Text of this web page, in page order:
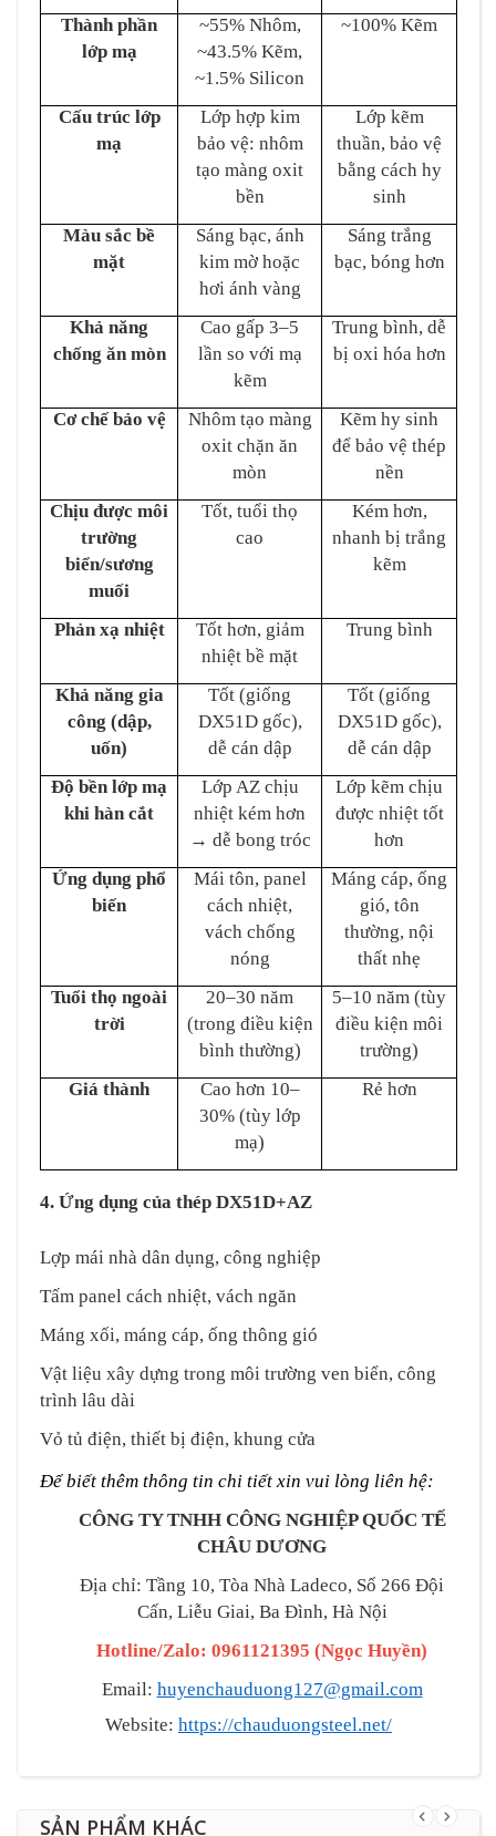
Thành phần
lớp mạ
~55% Nhôm,
~43.5% Kẽm,
~1.5% Silicon
~100% Kẽm
Cấu trúc lớp
mạ
Lớp hợp kim
bảo vệ: nhôm
tạo màng oxit
bền
Lớp kẽm
thuần, bảo vệ
bằng cách hy
sinh
Màu sắc bề
mặt
Sáng bạc, ánh
kim mờ hoặc
hơi ánh vàng
Sáng trắng
bạc, bóng hơn
Khả năng
chống ăn mòn
Cao gấp 3–5
lần so với mạ
kẽm
Trung bình, dễ
bị oxi hóa hơn
Cơ chế bảo vệ
Nhôm tạo màng
oxit chặn ăn
mòn
Kẽm hy sinh
để bảo vệ thép
nền
Chịu được môi
trường
biển/sương
muối
Tốt, tuổi thọ
cao
Kém hơn,
nhanh bị trắng
kẽm
Phản xạ nhiệt
Tốt hơn, giảm
nhiệt bề mặt
Trung bình
Khả năng gia
công (dập,
uốn)
Tốt (giống
DX51D gốc),
dễ cán dập
Tốt (giống
DX51D gốc),
dễ cán dập
Độ bền lớp mạ
khi hàn cắt
Lớp AZ chịu
nhiệt kém hơn
→ dễ bong tróc
Lớp kẽm chịu
được nhiệt tốt
hơn
Ứng dụng phổ
biến
Mái tôn, panel
cách nhiệt,
vách chống
nóng
Máng cáp, ống
gió, tôn
thường, nội
thất nhẹ
Tuổi thọ ngoài
trời
20–30 năm
(trong điều kiện
bình thường)
5–10 năm (tùy
điều kiện môi
trường)
Giá thành
Cao hơn 10–
30% (tùy lớp
mạ)
Rẻ hơn
4. Ứng dụng của thép DX51D+AZ
Lợp mái nhà dân dụng, công nghiệp
Tấm panel cách nhiệt, vách ngăn
Máng xối, máng cáp, ống thông gió
Vật liệu xây dựng trong môi trường ven biển, công
trình lâu dài
Vỏ tủ điện, thiết bị điện, khung cửa
Để biết thêm thông tin chi tiết xin vui lòng liên hệ:
CÔNG TY TNHH CÔNG NGHIỆP QUỐC TẾ
CHÂU DƯƠNG
Địa chỉ: Tầng 10, Tòa Nhà Ladeco, Số 266 Đội
Cấn, Liễu Giai, Ba Đình, Hà Nội
Hotline/Zalo: 0961121395 (Ngọc Huyền)
Email: huyenchauduong127@gmail.com
Website: https://chauduongsteel.net/
SẢN PHẨM KHÁC